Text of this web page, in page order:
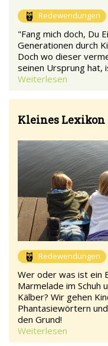
Redewendungen
"Fang mich doch, Du
Generationen durch
Doch wo dieser
seinen Ursprung hat,
Weiterlesen
Kleines Lexikon
Redewendungen
Wer oder was ist ein
Marmelade im Schuh
Kälber? Wir gehen
Phantasiewörtern
den Grund!
Weiterlesen